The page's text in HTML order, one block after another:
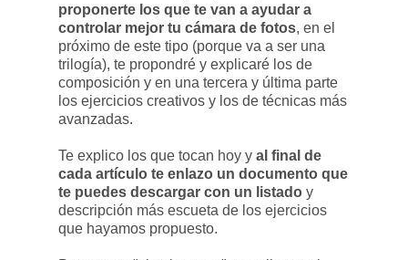
proponerte los que te van a ayudar a
controlar mejor tu cámara de fotos, en el
próximo de este tipo (porque va a ser una
trilogía), te propondré y explicaré los de
composición y en una tercera y última parte
los ejercicios creativos y los de técnicas más
avanzadas.
Te explico los que tocan hoy y al final de
cada artículo te enlazo un documento que
te puedes descargar con un listado y
descripción más escueta de los ejercicios
que hayamos propuesto.